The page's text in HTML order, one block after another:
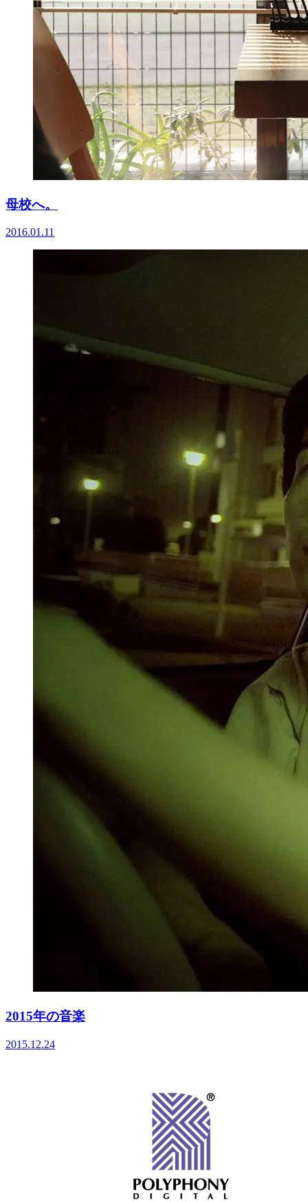
母校へ。
2016.01.11
2015年の音楽
2015.12.24